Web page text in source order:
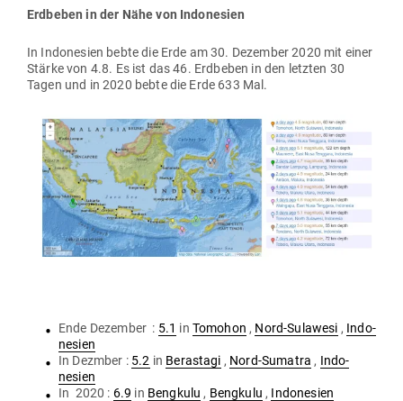
Erd­beben in der Nähe von Indonesien
In Indo­nesien bebte die Erde am 30. Dezember 2020 mit einer
Stärke von 4.8. Es ist das 46. Erd­beben in den letzten 30
Tagen und in 2020 bebte die Erde 633 Mal.
Ende Dezember : 5.1 in Tomohon , Nord-Sulawesi , Indo­
nesien
In Dezmber : 5.2 in Berastagi , Nord-Sumatra , Indo­
nesien
In 2020 : 6.9 in Bengkulu , Bengkulu , Indo­nesien